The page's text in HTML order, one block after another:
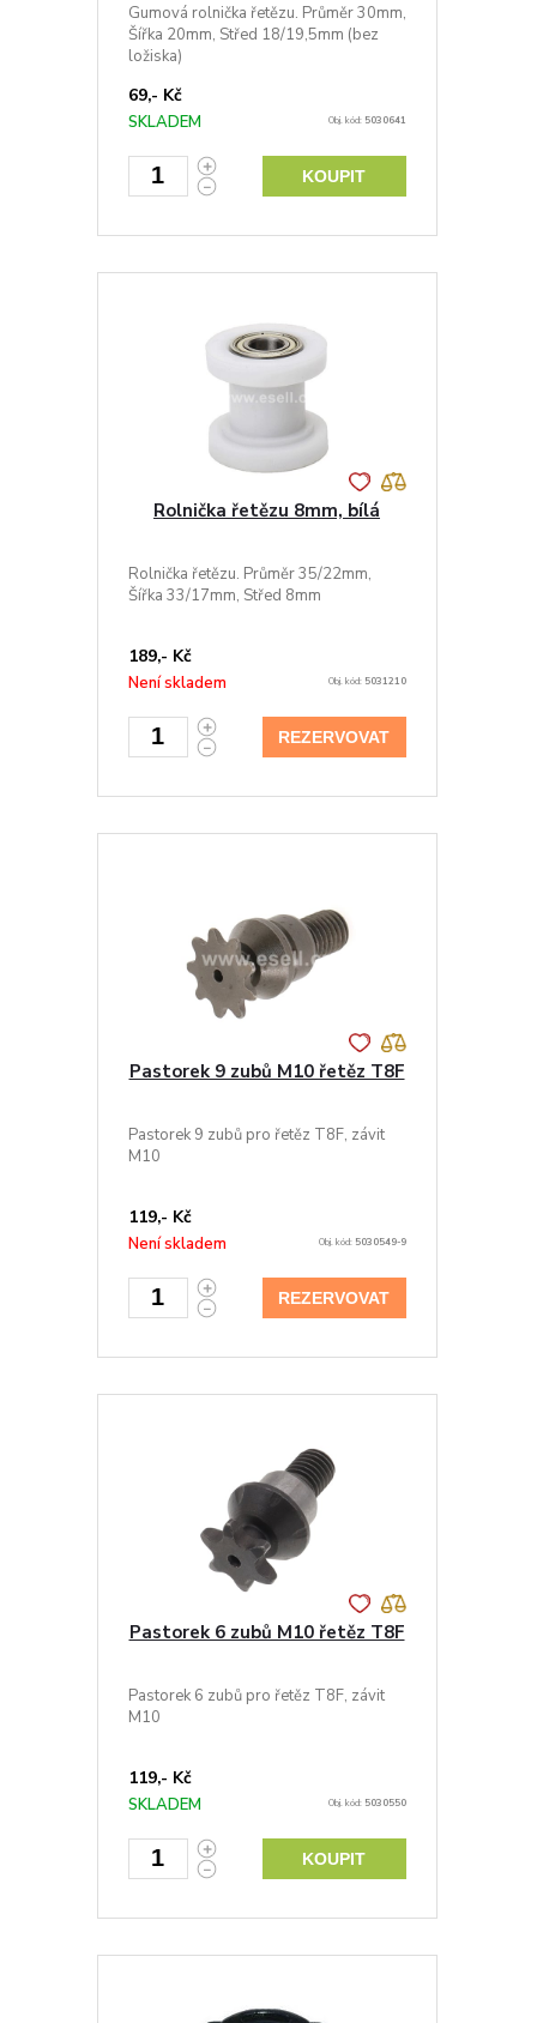
Gumová rolnička řetězu. Průměr 30mm,
Šířka 20mm, Střed 18/19,5mm (bez
ložiska)
69,- Kč
SKLADEM Obj. kód: 5030641
KOUPIT
Rolnička řetězu 8mm, bílá
Rolnička řetězu. Průměr 35/22mm,
Šířka 33/17mm, Střed 8mm
189,- Kč
Není skladem Obj. kód: 5031210
REZERVOVAT
Pastorek 9 zubů M10 řetěz T8F
Pastorek 9 zubů pro řetěz T8F, závit
M10
119,- Kč
Není skladem Obj. kód: 5030549-9
REZERVOVAT
Pastorek 6 zubů M10 řetěz T8F
Pastorek 6 zubů pro řetěz T8F, závit
M10
119,- Kč
SKLADEM Obj. kód: 5030550
KOUPIT